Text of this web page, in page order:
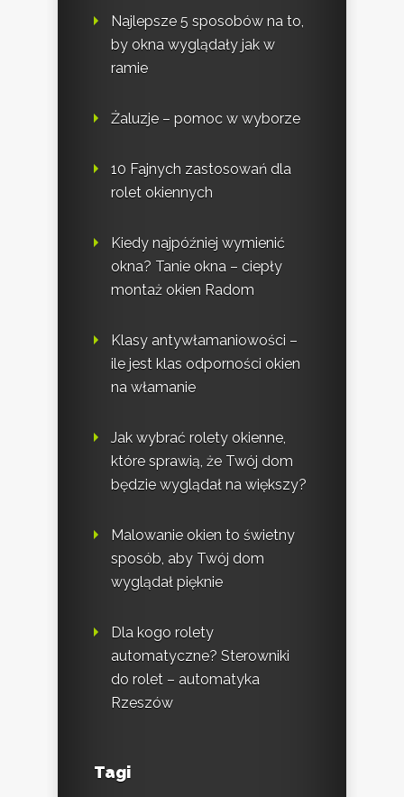
Najlepsze 5 sposobów na to,
by okna wyglądały jak w
ramie
Żaluzje – pomoc w wyborze
10 Fajnych zastosowań dla
rolet okiennych
Kiedy najpóźniej wymienić
okna? Tanie okna – ciepły
montaż okien Radom
Klasy antywłamaniowości –
ile jest klas odporności okien
na włamanie
Jak wybrać rolety okienne,
które sprawią, że Twój dom
będzie wyglądał na większy?
Malowanie okien to świetny
sposób, aby Twój dom
wyglądał pięknie
Dla kogo rolety
automatyczne? Sterowniki
do rolet – automatyka
Rzeszów
Tagi